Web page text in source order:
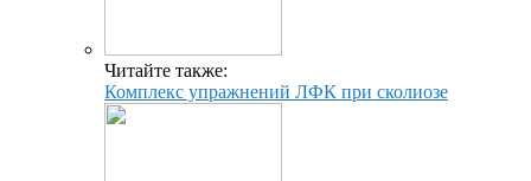
Читайте также:
Комплекс упражнений ЛФК при сколиозе